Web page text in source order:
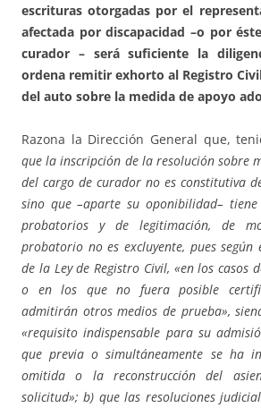
escrituras otorgadas por el
afectada por discapacidad –o por
curador – será suficiente la
ordena remitir exhorto al Registro
del auto sobre la medida de apoyo
Razona la Dirección General que,
que la inscripción de la resolución sobre
del cargo de curador no es constitutiva
sino que –aparte su oponibilidad– tiene
probatorios y de legitimación, de
probatorio no es excluyente, pues
de la Ley de Registro Civil, «en los casos
o en los que no fuera posible
admitirán otros medios de prueba»,
«requisito indispensable para su
que previa o simultáneamente se ha
omitida o la reconstrucción del
solicitud»; b) que las resoluciones